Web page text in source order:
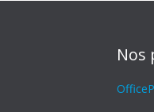
Nos